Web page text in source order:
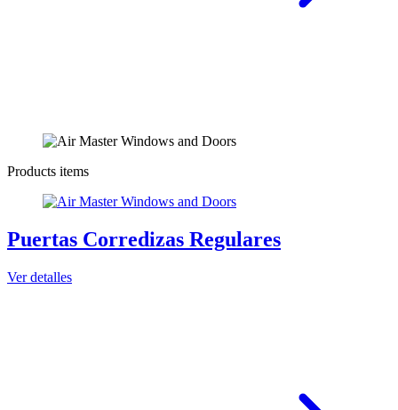
Products items
Puertas Corredizas Regulares
Ver detalles